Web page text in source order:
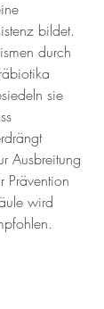
bildet.
durch
sie
Ausbreitung
Prävention
wird